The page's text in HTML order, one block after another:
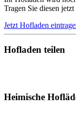
Tragen Sie diesen
Jetzt Hofladen
Hofladen teilen
Heimische